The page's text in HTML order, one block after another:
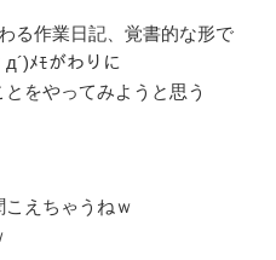
る作業日記、覚書的な形で
ﾒﾓがわりに
をやってみようと思う
えちゃうねｗ